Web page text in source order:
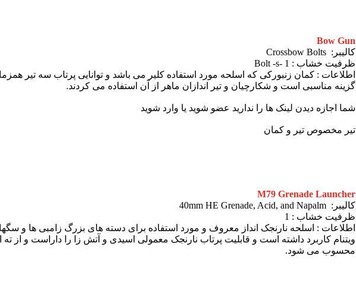
Bow Gun
کالیبر: Crossbow Bolts
ظرفیت خشاب : Bolt -s- 1
اطلاعات : کمان زنبورکی که اسلحه مورد استفاده کلیر می باشد و توانایی پرتاب سه تیر
گزینه مناسبی است و شکارچیان و تیر اندازان ماهر از آن استفاده می کردند.
شما اجازه دیدن لینک ها را ندارید عضو شوید یا وارد شوید
تیر مخصوص تیر و کمان
M79 Grenade Launcher
کالیبر: 40mm HE Grenade, Acid, and Napalm
ظرفیت خشاب : 1
ویتنام کاربرد داشته است و قابلیت پرتاب نارنجک معمولی اسیدی و آتش زا را داراست و
محسوب می شود.